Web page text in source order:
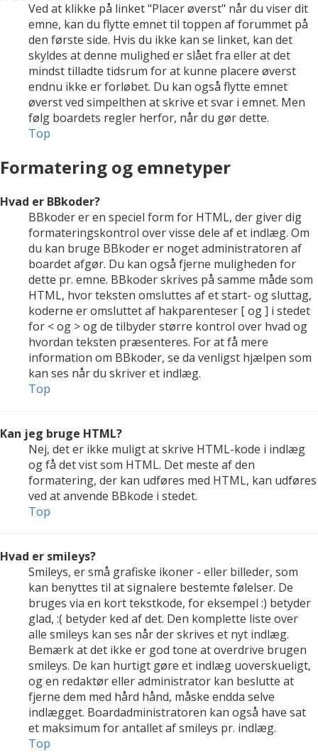
Ved at klikke på linket "Placer øverst" når du viser dit
emne, kan du flytte emnet til toppen af forummet på
den første side. Hvis du ikke kan se linket, kan det
skyldes at denne mulighed er slået fra eller at det
mindst tilladte tidsrum for at kunne placere øverst
endnu ikke er forløbet. Du kan også flytte emnet
øverst ved simpelthen at skrive et svar i emnet. Men
følg boardets regler herfor, når du gør dette.
Top
Formatering og emnetyper
Hvad er BBkoder?
BBkoder er en speciel form for HTML, der giver dig
formateringskontrol over visse dele af et indlæg. Om
du kan bruge BBkoder er noget administratoren af
boardet afgør. Du kan også fjerne muligheden for
dette pr. emne. BBkoder skrives på samme måde som
HTML, hvor teksten omsluttes af et start- og sluttag,
koderne er omsluttet af hakparenteser [ og ] i stedet
for < og > og de tilbyder større kontrol over hvad og
hvordan teksten præsenteres. For at få mere
information om BBkoder, se da venligst hjælpen som
kan ses når du skriver et indlæg.
Top
Kan jeg bruge HTML?
Nej, det er ikke muligt at skrive HTML-kode i indlæg
og få det vist som HTML. Det meste af den
formatering, der kan udføres med HTML, kan udføres
ved at anvende BBkode i stedet.
Top
Hvad er smileys?
Smileys, er små grafiske ikoner - eller billeder, som
kan benyttes til at signalere bestemte følelser. De
bruges via en kort tekstkode, for eksempel :) betyder
glad, :( betyder ked af det. Den komplette liste over
alle smileys kan ses når der skrives et nyt indlæg.
Bemærk at det ikke er god tone at overdrive brugen
smileys. De kan hurtigt gøre et indlæg uoverskueligt,
og en redaktør eller administrator kan beslutte at
fjerne dem med hård hånd, måske endda selve
indlægget. Boardadministratoren kan også have sat
et maksimum for antallet af smileys pr. indlæg.
Top